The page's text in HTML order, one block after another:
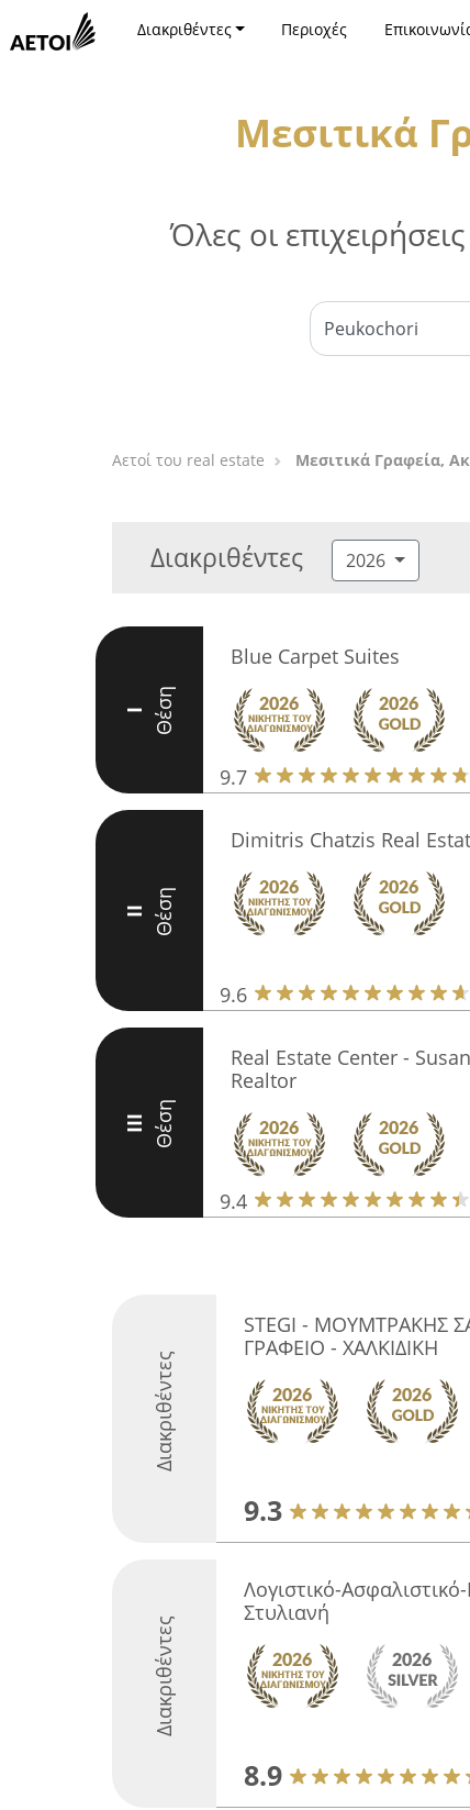
Διακριθέντες Περιοχές
Μεσιτικά
Όλες οι
Αετοί του real estate Μεσιτικά Γραφεία,
Διακριθέντες 2026
I Θέση
Blue Carpet Suites
9.7
II Θέση
Dimitris Chatzis Real
9.6
III Θέση
Real Estate Center -
Realtor
9.4
Διακριθέντες
STEGI - ΜΟΥΜΤΡΑΚΗΣ
ΓΡΑΦΕΙΟ - ΧΑΛΚΙΔΙΚΗ
9.3
Διακριθέντες
Λογιστικό-
Στυλιανή
8.9